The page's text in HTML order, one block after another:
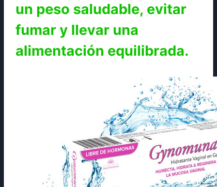
un peso saludable, evitar
fumar y llevar una
alimentación equilibrada.